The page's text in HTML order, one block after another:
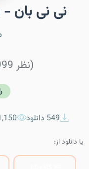
نی نی بان -
(999 نظر)
549 دانلود 1,150
یا دانلود از: